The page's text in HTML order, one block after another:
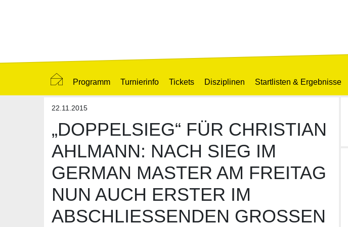
Programm Turnierinfo Tickets Disziplinen Startlisten & Ergebnisse
22.11.2015
„DOPPELSIEG“ FÜR CHRISTIAN
AHLMANN: NACH SIEG IM
GERMAN MASTER AM FREITAG
NUN AUCH ERSTER IM
ABSCHLIESSENDEN GROSSEN PR